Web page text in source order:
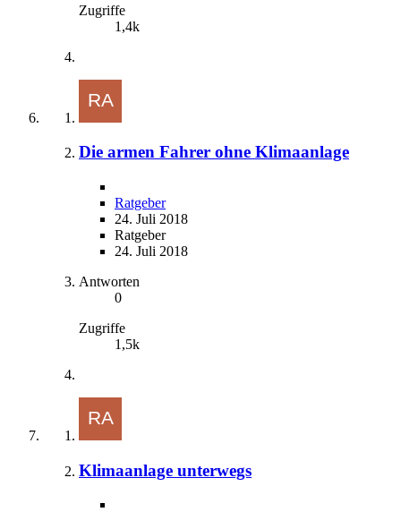
Zugriffe
1,4k
Die armen Fahrer ohne Klimaanlage
Ratgeber
24. Juli 2018
Ratgeber
24. Juli 2018
Antworten
0
Zugriffe
1,5k
Klimaanlage unterwegs